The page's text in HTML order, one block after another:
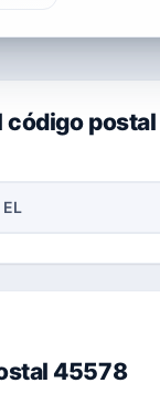
código
EL
45578